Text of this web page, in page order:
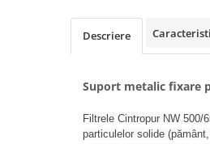
Cartuse atipice
Lampi UV de schimb
Sisteme de filtrare
Descriere
Suport metalic fixare
Filtrele Cintropur NW 500/
particulelor solide